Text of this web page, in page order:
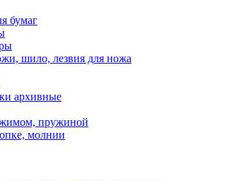
бумаг
шило, лезвия для ножа
архивные
пружиной
молнии